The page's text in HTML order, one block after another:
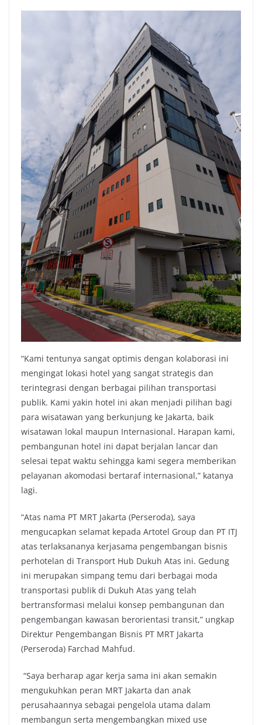
“Kami tentunya sangat optimis dengan kolaborasi ini
mengingat lokasi hotel yang sangat strategis dan
terintegrasi dengan berbagai pilihan transportasi
publik. Kami yakin hotel ini akan menjadi pilihan bagi
para wisatawan yang berkunjung ke Jakarta, baik
wisatawan lokal maupun Internasional. Harapan kami,
pembangunan hotel ini dapat berjalan lancar dan
selesai tepat waktu sehingga kami segera memberikan
pelayanan akomodasi bertaraf internasional,” katanya
lagi.
“Atas nama PT MRT Jakarta (Perseroda), saya
mengucapkan selamat kepada Artotel Group dan PT ITJ
atas terlaksananya kerjasama pengembangan bisnis
perhotelan di Transport Hub Dukuh Atas ini. Gedung
ini merupakan simpang temu dari berbagai moda
transportasi publik di Dukuh Atas yang telah
bertransformasi melalui konsep pembangunan dan
pengembangan kawasan berorientasi transit,” ungkap
Direktur Pengembangan Bisnis PT MRT Jakarta
(Perseroda) Farchad Mahfud.
“Saya berharap agar kerja sama ini akan semakin
mengukuhkan peran MRT Jakarta dan anak
perusahaannya sebagai pengelola utama dalam
membangun serta mengembangkan mixed use